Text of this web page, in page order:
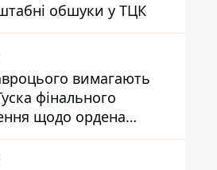
обшуки у ТЦК
вимагають
фінального
щодо ордена
– знайдіть в